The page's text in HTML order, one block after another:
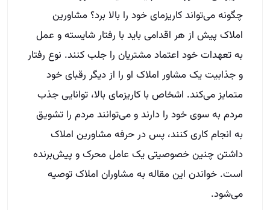
به انجام کاری کنند، پس در حرفه مشاورین املاک
داشتن چنین خصوصیتی یک عامل محرک و پیش‌برنده
است. خواندن این مقاله به مشاوران املاک توصیه
می‌شود.
توضیحات بیشتر »